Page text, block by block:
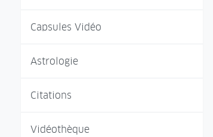
Capsules Vidéo
Astrologie
Citations
Vidéothèque